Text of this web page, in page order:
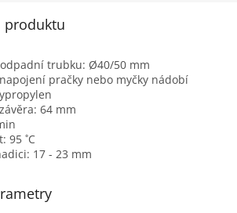
produktu
trubku: Ø40/50 mm
pračky nebo myčky nádobí
64 mm
95 ˚C
17 - 23 mm